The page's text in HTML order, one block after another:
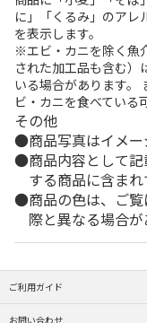
に」「くるみ」のアレ
を表示します。
※エビ・カニを除く魚
された加工品も含む）
いる場合があります。
ビ・カニを食べている
その他
商品写真はイメー
商品内容として
する商品に含まれ
商品の色は、ご
際と異なる場合が
ご利用ガイド
お問い合わせ